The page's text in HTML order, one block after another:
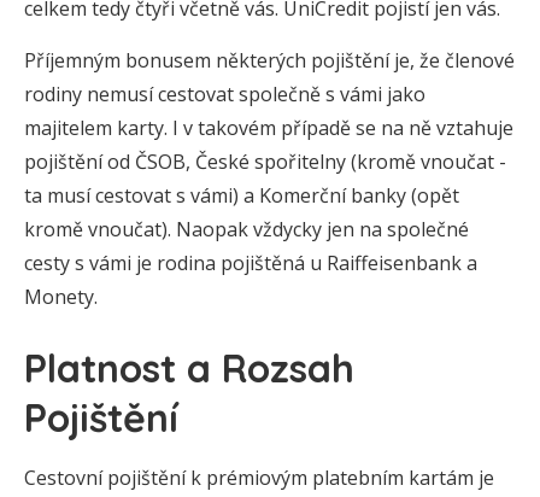
celkem tedy čtyři včetně vás. UniCredit pojistí jen vás.
Příjemným bonusem některých pojištění je, že členové
rodiny nemusí cestovat společně s vámi jako
majitelem karty. I v takovém případě se na ně vztahuje
pojištění od ČSOB, České spořitelny (kromě vnoučat -
ta musí cestovat s vámi) a Komerční banky (opět
kromě vnoučat). Naopak vždycky jen na společné
cesty s vámi je rodina pojištěná u Raiffeisenbank a
Monety.
Platnost a Rozsah
Pojištění
Cestovní pojištění k prémiovým platebním kartám je